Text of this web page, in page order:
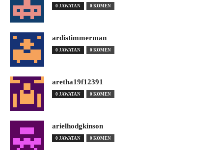
0 JAWATAN 0 KOMEN
ardistimmerman
0 JAWATAN 0 KOMEN
aretha19f12391
0 JAWATAN 0 KOMEN
arielhodgkinson
0 JAWATAN 0 KOMEN